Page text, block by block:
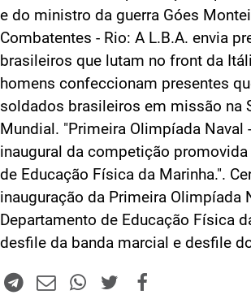
e do ministro da guerra Góes
Combatentes - Rio: A L.B.A. envia
brasileiros que lutam no front da
homens confeccionam presentes
soldados brasileiros em missão na
Mundial. "Primeira Olimpíada Naval
inaugural da competição
de Educação Física da Marinha.".
inauguração da Primeira Olimpíada
Departamento de Educação Física
desfile da banda marcial e desfile